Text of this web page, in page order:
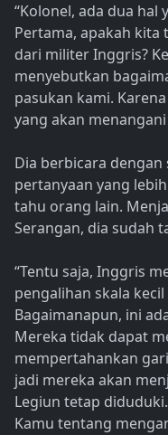
“Kolonel, ada dua
Pertama, apakah
dari militer Inggris?
menyebutkan
pasukan kami.
yang akan
Dia berbicara dengan
pertanyaan yang
tahu orang lain.
Serangan, dia sudah
“Tentu saja, Inggris
pengalihan skala
Bagaimanapun, ini
Mereka tidak dapat
mempertahankan
jadi mereka akan
Legiun tetap
Kamu tentang